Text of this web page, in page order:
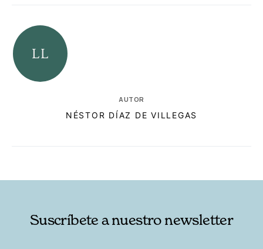
AUTOR
NÉSTOR DÍAZ DE VILLEGAS
Suscríbete a nuestro newsletter